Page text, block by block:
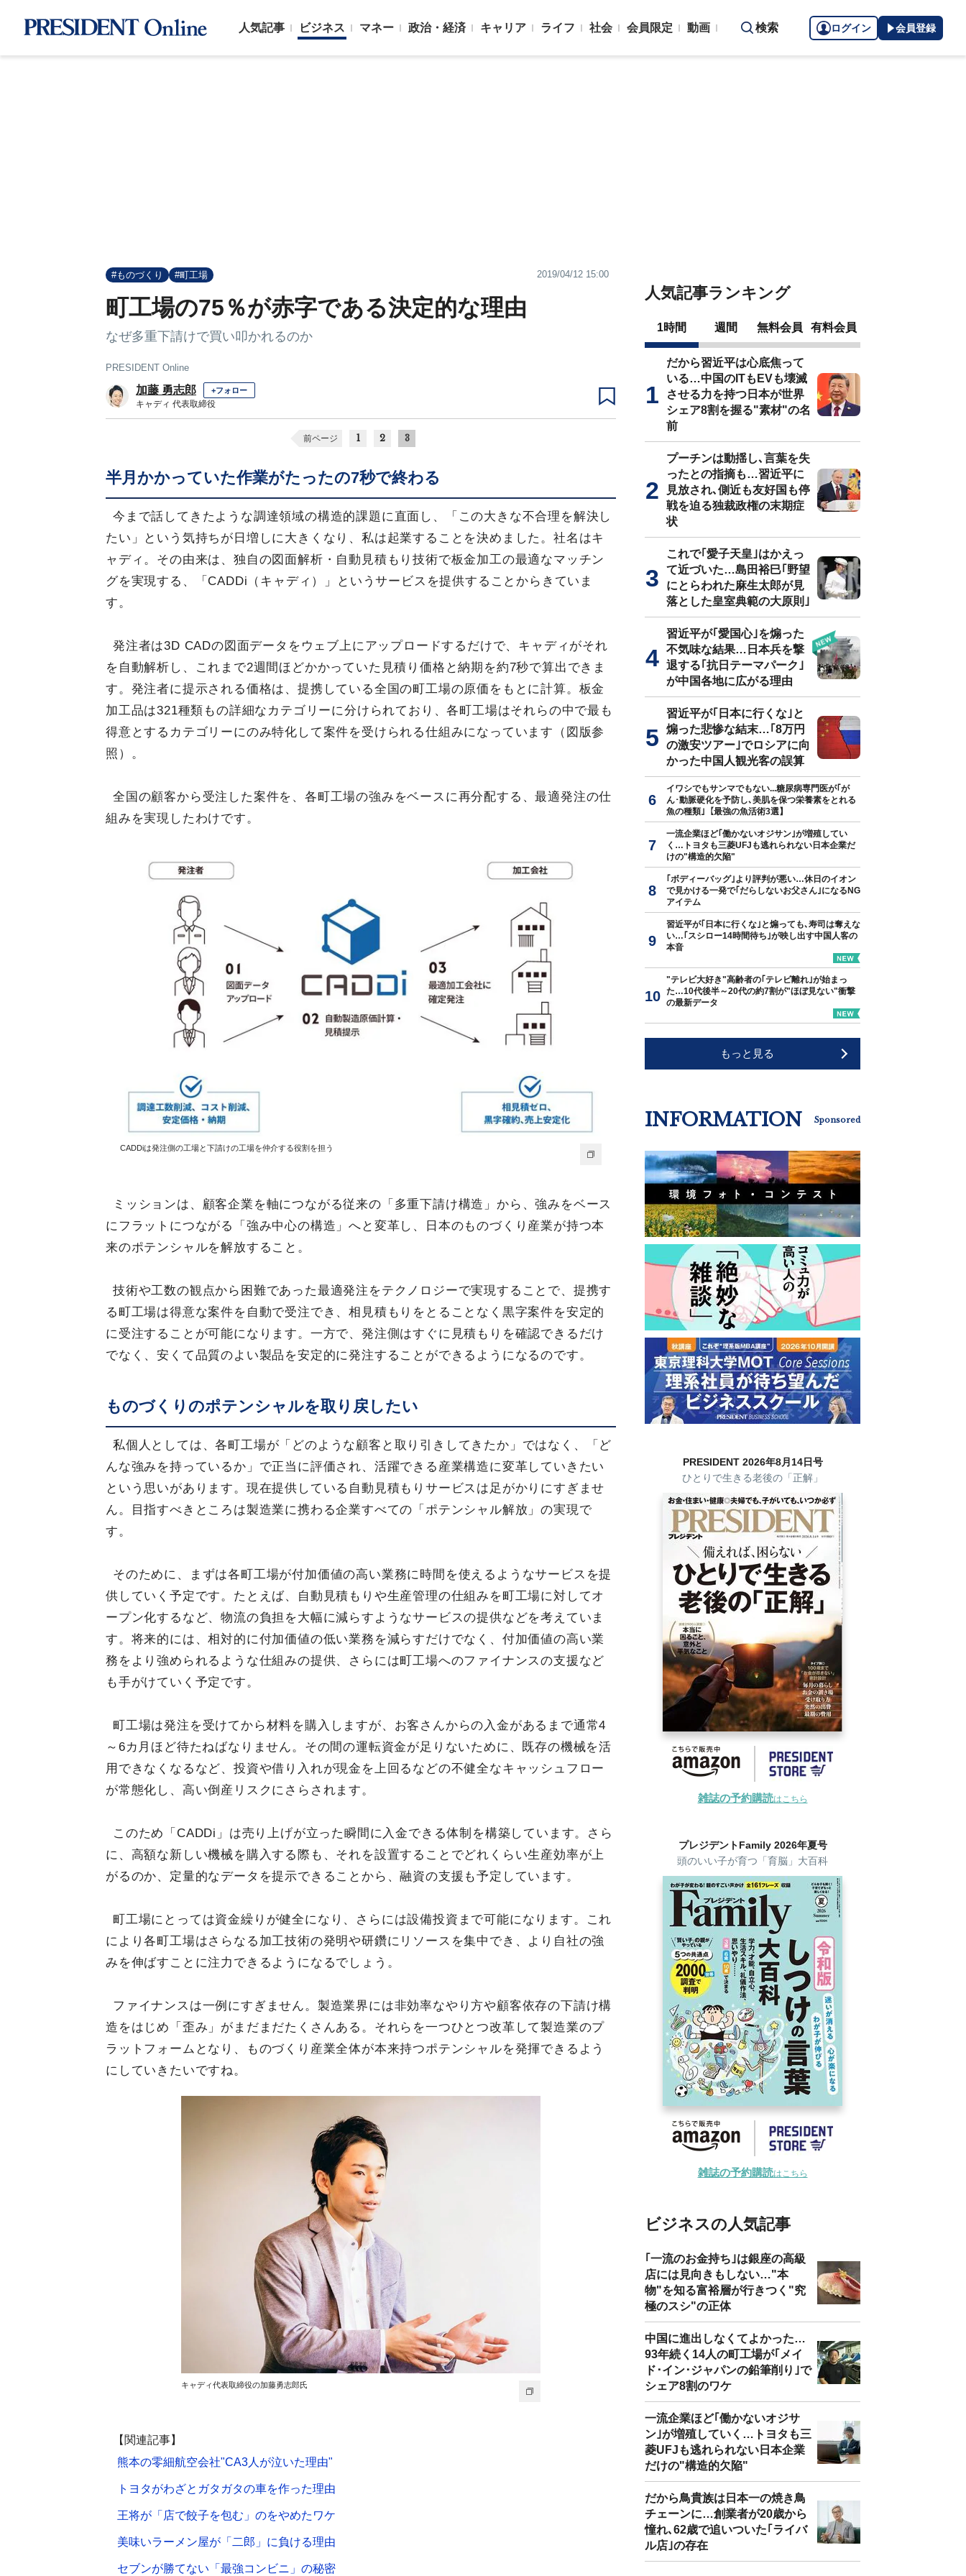
人気記事 ビジネス マネー 政治・経済 キャリア ライフ 社会 会員限定 動画 検索 ログイン 会員登録
#ものづくり #町工場 2019/04/12 15:00
町工場の75％が赤字である決定的な理由
なぜ多重下請けで買い叩かれるのか
PRESIDENT Online
加藤 勇志郎 +フォロー
キャディ 代表取締役
前ページ 1 2 3
半月かかっていた作業がたったの7秒で終わる
今まで話してきたような調達領域の構造的課題に直面し、「この大きな不合理を解決し
たい」という気持ちが日増しに大きくなり、私は起業することを決めました。社名はキ
ャディ。その由来は、独自の図面解析・自動見積もり技術で板金加工の最適なマッチン
グを実現する、「CADDi（キャディ）」というサービスを提供することからきていま
す。
発注者は3D CADの図面データをウェブ上にアップロードするだけで、キャディがそれ
を自動解析し、これまで2週間ほどかかっていた見積り価格と納期を約7秒で算出できま
す。発注者に提示される価格は、提携している全国の町工場の原価をもとに計算。板金
加工品は321種類もの詳細なカテゴリーに分けられており、各町工場はそれらの中で最も
得意とするカテゴリーにのみ特化して案件を受けられる仕組みになっています（図版参
照）。
全国の顧客から受注した案件を、各町工場の強みをベースに再分配する、最適発注の仕
組みを実現したわけです。
CADDiは発注側の工場と下請けの工場を仲介する役割を担う
ミッションは、顧客企業を軸につながる従来の「多重下請け構造」から、強みをベース
にフラットにつながる「強み中心の構造」へと変革し、日本のものづくり産業が持つ本
来のポテンシャルを解放すること。
技術や工数の観点から困難であった最適発注をテクノロジーで実現することで、提携す
る町工場は得意な案件を自動で受注でき、相見積もりをとることなく黒字案件を安定的
に受注することが可能になります。一方で、発注側はすぐに見積もりを確認できるだけ
でなく、安くて品質のよい製品を安定的に発注することができるようになるのです。
ものづくりのポテンシャルを取り戻したい
私個人としては、各町工場が「どのような顧客と取り引きしてきたか」ではなく、「ど
んな強みを持っているか」で正当に評価され、活躍できる産業構造に変革していきたい
という思いがあります。現在提供している自動見積もりサービスは足がかりにすぎませ
ん。目指すべきところは製造業に携わる企業すべての「ポテンシャル解放」の実現で
す。
そのために、まずは各町工場が付加価値の高い業務に時間を使えるようなサービスを提
供していく予定です。たとえば、自動見積もりや生産管理の仕組みを町工場に対してオ
ープン化するなど、物流の負担を大幅に減らすようなサービスの提供などを考えていま
す。将来的には、相対的に付加価値の低い業務を減らすだけでなく、付加価値の高い業
務をより強められるような仕組みの提供、さらには町工場へのファイナンスの支援など
も手がけていく予定です。
町工場は発注を受けてから材料を購入しますが、お客さんからの入金があるまで通常4
～6カ月ほど待たねばなりません。その間の運転資金が足りないために、既存の機械を活
用できなくなるなど、投資や借り入れが現金を上回るなどの不健全なキャッシュフロー
が常態化し、高い倒産リスクにさらされます。
このため「CADDi」は売り上げが立った瞬間に入金できる体制を構築しています。さら
に、高額な新しい機械を購入する際も、それを設置することでどれくらい生産効率が上
がるのか、定量的なデータを提示できることから、融資の支援も予定しています。
町工場にとっては資金繰りが健全になり、さらには設備投資まで可能になります。これ
により各町工場はさらなる加工技術の発明や研鑽にリソースを集中でき、より自社の強
みを伸ばすことに注力できるようになるでしょう。
ファイナンスは一例にすぎません。製造業界には非効率なやり方や顧客依存の下請け構
造をはじめ「歪み」がまだまだたくさんある。それらを一つひとつ改革して製造業のプ
ラットフォームとなり、ものづくり産業全体が本来持つポテンシャルを発揮できるよう
にしていきたいですね。
キャディ代表取締役の加藤勇志郎氏
【関連記事】
熊本の零細航空会社"CA3人が泣いた理由"
トヨタがわざとガタガタの車を作った理由
王将が「店で餃子を包む」のをやめたワケ
美味いラーメン屋が「二郎」に負ける理由
セブンが勝てない「最強コンビニ」の秘密
人気記事ランキング
1時間 週間 無料会員 有料会員
だから習近平は心底焦って
いる…中国のITもEVも壊滅
させる力を持つ日本が世界
シェア8割を握る"素材"の名
前
プーチンは動揺し､言葉を失
ったとの指摘も…習近平に
見放され､側近も友好国も停
戦を迫る独裁政権の末期症
状
これで｢愛子天皇｣はかえっ
て近づいた…島田裕巳｢野望
にとらわれた麻生太郎が見
落とした皇室典範の大原則｣
習近平が｢愛国心｣を煽った
不気味な結果…日本兵を撃
退する｢抗日テーマパーク｣
が中国各地に広がる理由
習近平が｢日本に行くな｣と
煽った悲惨な結末…｢8万円
の激安ツアー｣でロシアに向
かった中国人観光客の誤算
イワシでもサンマでもない...糖尿病専門医が｢が
ん･動脈硬化を予防し､美肌を保つ栄養素をとれる
魚の種類｣【最強の魚活術3選】
一流企業ほど｢働かないオジサン｣が増殖してい
く…トヨタも三菱UFJも逃れられない日本企業だ
けの"構造的欠陥"
｢ボディーバッグ｣より評判が悪い…休日のイオン
で見かける一発で｢だらしないお父さん｣になるNG
アイテム
習近平が｢日本に行くな｣と煽っても､寿司は奪えな
い…｢スシロー14時間待ち｣が映し出す中国人客の
本音
"テレビ大好き"高齢者の｢テレビ離れ｣が始まっ
た…10代後半～20代の約7割が"ほぼ見ない"衝撃
の最新データ
もっと見る
INFORMATION Sponsored
PRESIDENT 2026年8月14日号
ひとりで生きる老後の「正解」
雑誌の予約購読はこちら
プレジデントFamily 2026年夏号
頭のいい子が育つ「育脳」大百科
雑誌の予約購読はこちら
ビジネスの人気記事
｢一流のお金持ち｣は銀座の高級
店には見向きもしない…"本
物"を知る富裕層が行きつく"究
極のスシ"の正体
中国に進出しなくてよかった…
93年続く14人の町工場が｢メイ
ド･イン･ジャパンの鉛筆削り｣で
シェア8割のワケ
一流企業ほど｢働かないオジサ
ン｣が増殖していく…トヨタも三
菱UFJも逃れられない日本企業
だけの"構造的欠陥"
だから鳥貴族は日本一の焼き鳥
チェーンに…創業者が20歳から
憧れ､62歳で追いついた｢ライバ
ル店｣の存在